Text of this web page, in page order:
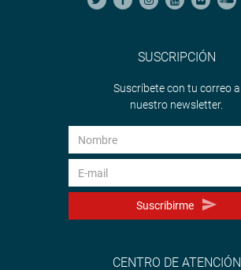
SUSCRIPCIÓN
Suscríbete con tu correo a
nuestro newsletter.
Suscribirme
CENTRO DE ATENCIÓN